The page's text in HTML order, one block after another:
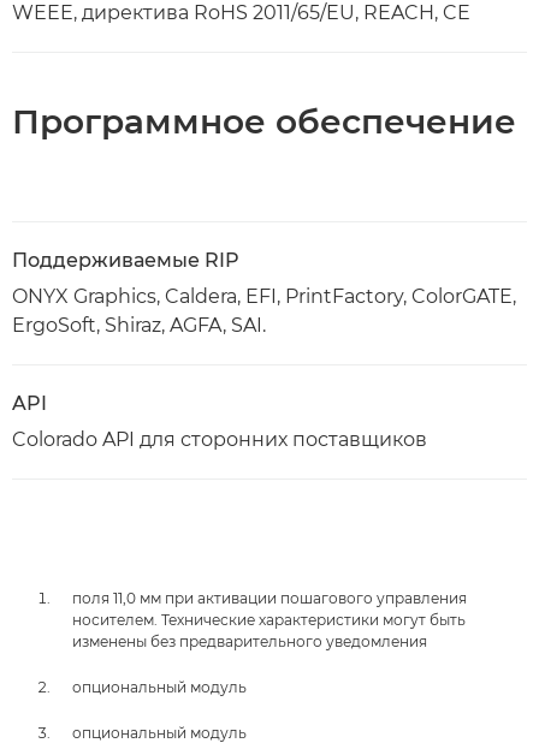
WEEE, директива RoHS 2011/65/EU, REACH, CE
Программное обеспечение
Поддерживаемые RIP
ONYX Graphics, Caldera, EFI, PrintFactory, ColorGATE,
ErgoSoft, Shiraz, AGFA, SAI.
API
Colorado API для сторонних поставщиков
поля 11,0 мм при активации пошагового управления
носителем. Технические характеристики могут быть
изменены без предварительного уведомления
опциональный модуль
опциональный модуль